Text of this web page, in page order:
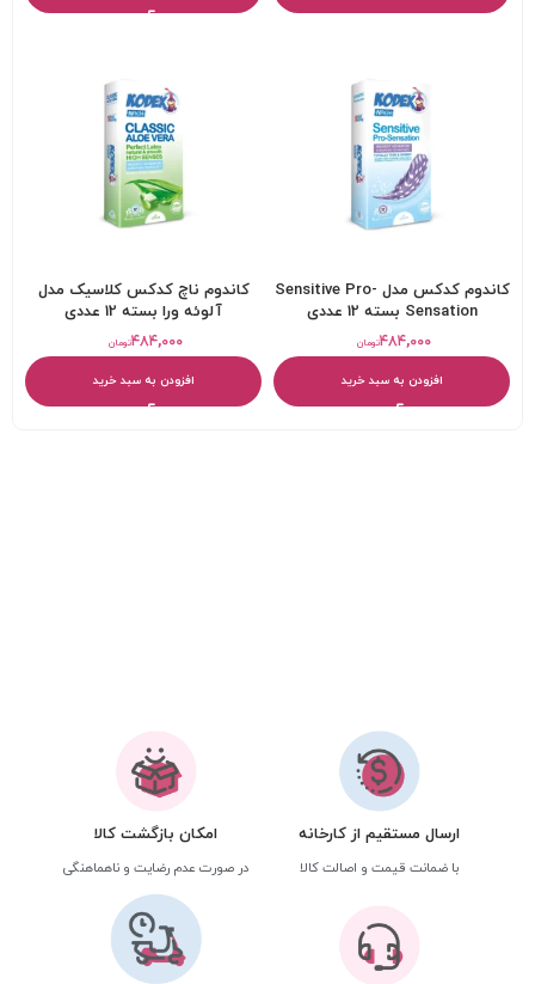
کاندوم کدکس مدل Sensitive Pro-
Sensation بسته 12 عددی
تومان۴۸۴,۰۰۰
افزودن به سبد خرید
کاندوم ناچ کدکس کلاسیک مدل
آلوئه ورا بسته 12 عددی
تومان۴۸۴,۰۰۰
افزودن به سبد خرید
ارسال مستقیم از کارخانه
با ضمانت قیمت و اصالت کالا
امکان بازگشت کالا
در صورت عدم رضایت و ناهماهنگی